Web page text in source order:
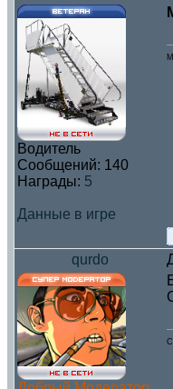
Водитель
Сообщений: 140
Награды: 5
Данные в игре
qurdo